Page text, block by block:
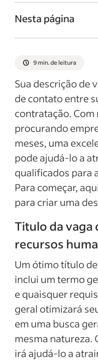
Nesta página
humanos
humanos
de recursos
Qualificações e
recursos
Exemplos de
9 min. de leitura
Sua descrição de
de contato entre
contratação. Com
procurando
meses, uma
pode ajudá-lo a
qualificados para
Para começar,
para criar uma
Titulo da vaga
recursos
Um ótimo título
inclui um termo
e quaisquer
geral otimizará
em uma busca
mesma natureza.
irá ajudá-lo a